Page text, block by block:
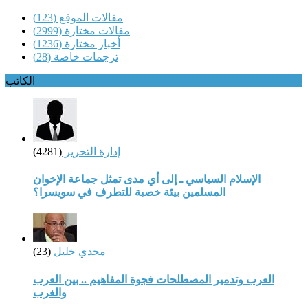
مقالات الموقع (123)
مقالات مختارة (2999)
أخبار مختارة (1236)
ترجمات خاصة (28)
الكاتب
إدارة التحرير (4281)
الإسلام السياسي ـ إلى أي مدى تمثل جماعة الإخوان
المسلمين بيئة خصبة للتطرف في سويسرا؟
مجدي خليل (23)
العرب وتدمير المصطلحات فجوة المفاهيم .. بين العرب
والغرب